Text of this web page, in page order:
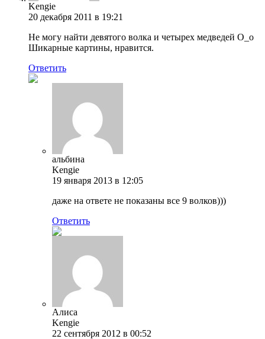
Kengie
20 декабря 2011 в 19:21
Не могу найти девятого волка и четырех медведей О_о
Шикарные картины, нравится.
Ответить
альбина
Kengie
19 января 2013 в 12:05
даже на ответе не показаны все 9 волков)))
Ответить
Алиса
Kengie
22 сентября 2012 в 00:52